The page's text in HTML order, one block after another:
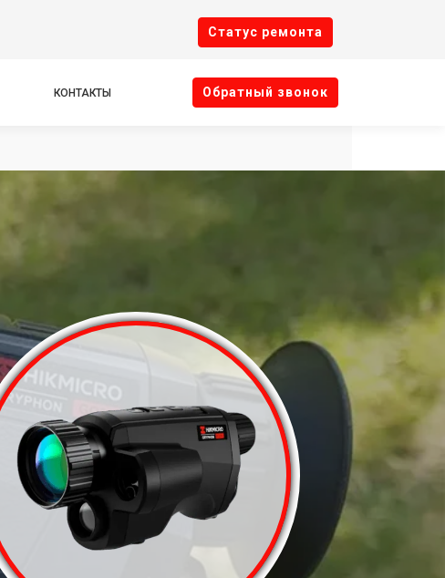
Cтатус ремонта
КОНТАКТЫ Oбратный звонок